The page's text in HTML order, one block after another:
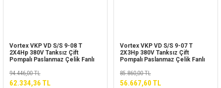
Vortex VKP VD S/S 9-08 T
2X4Hp 380V Tanksız Çift
Pompalı Paslanmaz Çelik Fanlı
94.446,00 TL
62.334,36 TL
Vortex VKP VD S/S 9-07 T
2X3Hp 380V Tanksız Çift
Pompalı Paslanmaz Çelik Fanlı
85.860,00 TL
56.667,60 TL